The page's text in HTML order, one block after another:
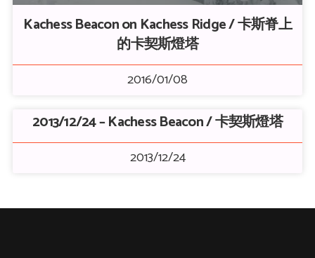
Kachess Beacon on Kachess Ridge / 卡斯脊上
的卡契斯燈塔
2016/01/08
2013/12/24 – Kachess Beacon / 卡契斯燈塔
2013/12/24